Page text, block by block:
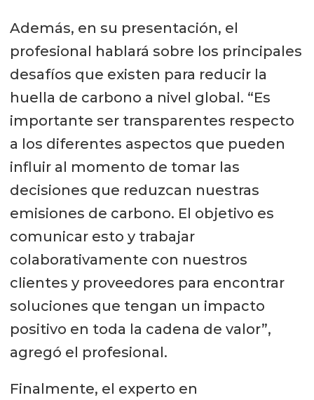
Además, en su presentación, el
profesional hablará sobre los principales
desafíos que existen para reducir la
huella de carbono a nivel global. “Es
importante ser transparentes respecto
a los diferentes aspectos que pueden
influir al momento de tomar las
decisiones que reduzcan nuestras
emisiones de carbono. El objetivo es
comunicar esto y trabajar
colaborativamente con nuestros
clientes y proveedores para encontrar
soluciones que tengan un impacto
positivo en toda la cadena de valor”,
agregó el profesional.
Finalmente, el experto en